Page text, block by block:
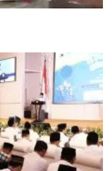
meski tingkat